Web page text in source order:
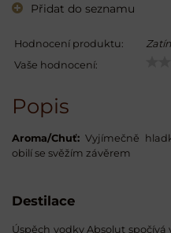
Přidat do seznamu
Hodnocení produktu:
Vaše hodnocení:
Popis
Aroma/Chuť: Vyjímečně
obilí se svěžím závěrem
Destilace
Úspěch vodky Absolut